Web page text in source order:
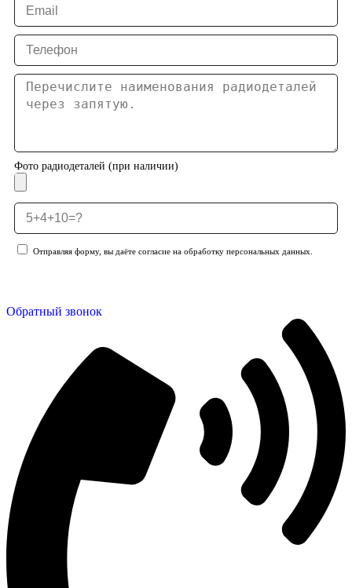
Фото радиодеталей (при наличии)
Отправляя форму, вы даёте согласие на обработку персональных данных.
Обратный звонок